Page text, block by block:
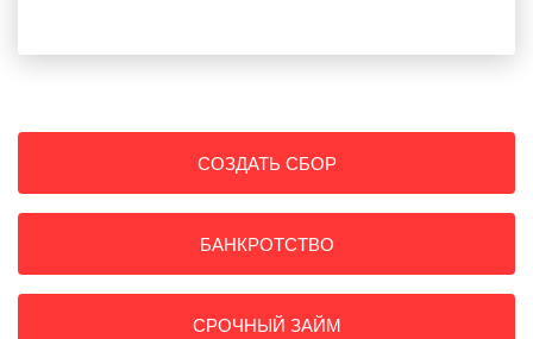
СОЗДАТЬ СБОР
БАНКРОТСТВО
СРОЧНЫЙ ЗАЙМ